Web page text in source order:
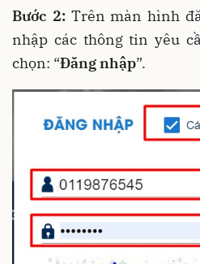
Bước 2:Trên màn hình
nhập các thông tin yêu
chọn: “Đăng nhập”.